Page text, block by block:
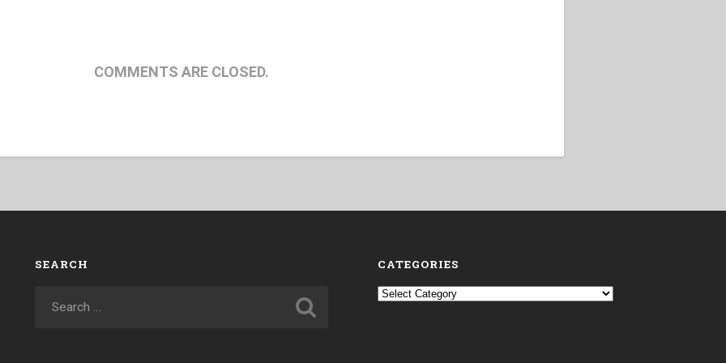
COMMENTS ARE CLOSED.
SEARCH CATEGORIES
Categories